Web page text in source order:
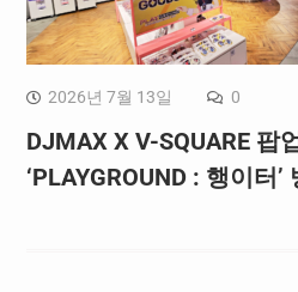
2026년 7월 13일 0
DJMAX X V-SQUARE 팝
‘PLAYGROUND : 행이터’